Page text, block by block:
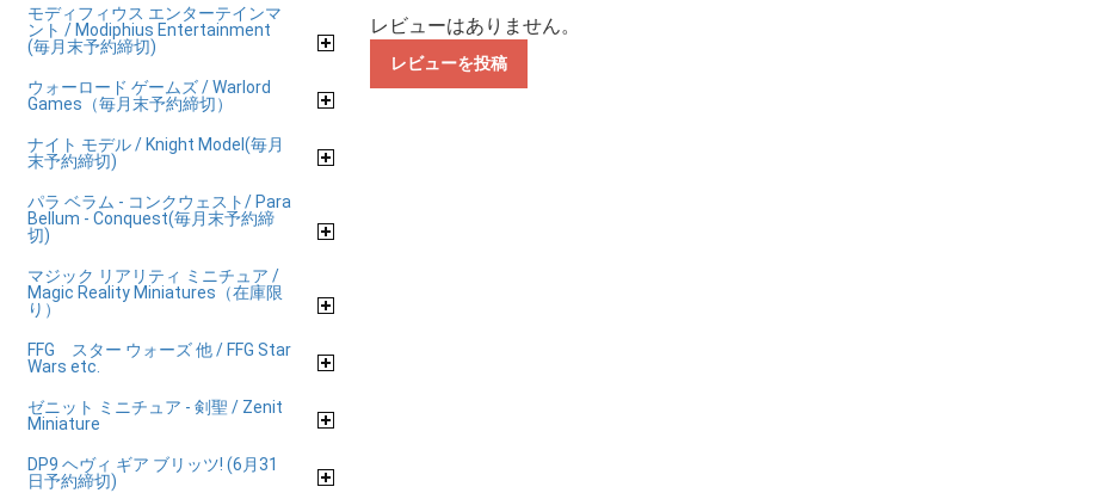
モディフィウス エンターテインマ
ント / Modiphius Entertainment
(毎月末予約締切)
ウォーロード ゲームズ / Warlord
Games（毎月末予約締切）
ナイト モデル / Knight Model(毎月
末予約締切)
パラ ベラム - コンクウェスト/ Para
Bellum - Conquest(毎月末予約締
切)
マジック リアリティ ミニチュア /
Magic Reality Miniatures（在庫限
り）
FFG スター ウォーズ 他 / FFG Star
Wars etc.
ゼニット ミニチュア - 剣聖 / Zenit
Miniature
DP9 ヘヴィ ギア ブリッツ! (6月31
日予約締切)
レビューはありません。
レビューを投稿